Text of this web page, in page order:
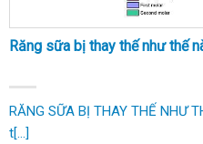
Răng sữa bị thay thế như thế
RĂNG SỮA BỊ THAY THẾ NHƯ
t[...]